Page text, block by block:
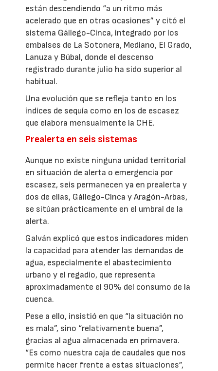
están descendiendo “a un ritmo más
acelerado que en otras ocasiones” y citó el
sistema Gállego-Cinca, integrado por los
embalses de La Sotonera, Mediano, El Grado,
Lanuza y Búbal, donde el descenso
registrado durante julio ha sido superior al
habitual.
Una evolución que se refleja tanto en los
índices de sequía como en los de escasez
que elabora mensualmente la CHE.
Prealerta en seis sistemas
Aunque no existe ninguna unidad territorial
en situación de alerta o emergencia por
escasez, seis permanecen ya en prealerta y
dos de ellas, Gállego-Cinca y Aragón-Arbas,
se sitúan prácticamente en el umbral de la
alerta.
Galván explicó que estos indicadores miden
la capacidad para atender las demandas de
agua, especialmente el abastecimiento
urbano y el regadío, que representa
aproximadamente el 90% del consumo de la
cuenca.
Pese a ello, insistió en que “la situación no
es mala”, sino “relativamente buena”,
gracias al agua almacenada en primavera.
“Es como nuestra caja de caudales que nos
permite hacer frente a estas situaciones”,